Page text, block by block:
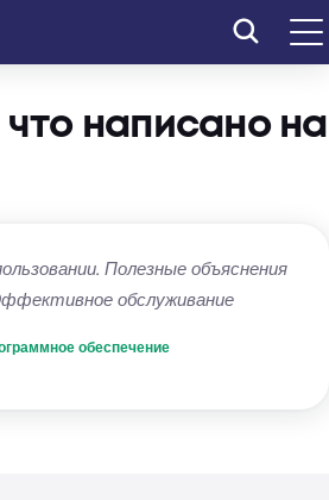
написано на
Полезные объяснения
обслуживание
обеспечение